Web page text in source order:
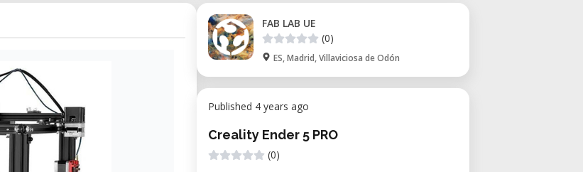
FAB LAB UE
(0)
ES, Madrid, Villaviciosa de Odón
Published 4 years ago
Creality Ender 5 PRO
(0)